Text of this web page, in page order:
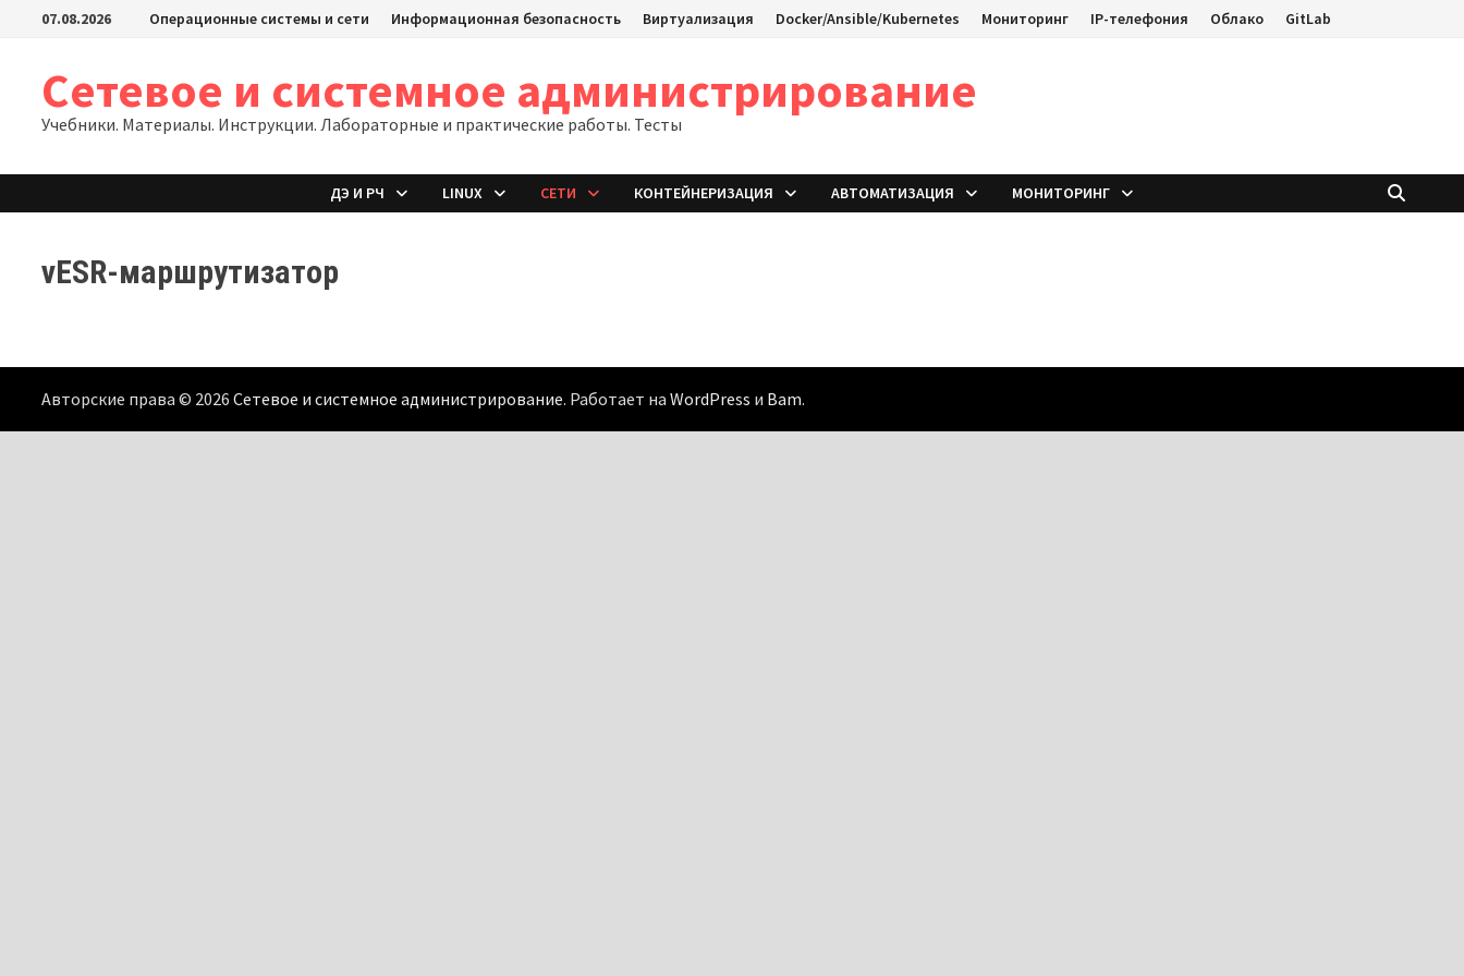
Перейти07.08.2026 Операционные системы и сети Информационная безопасность Виртуализация Docker/Ansible/Kubernetes Мониторинг IP-телефония Облако GitLab
Сетевое и системное администрирование
Учебники. Материалы. Инструкции. Лабораторные и практические работы. Тесты
ДЭ И РЧ LINUX СЕТИ КОНТЕЙНЕРИЗАЦИЯ АВТОМАТИЗАЦИЯ МОНИТОРИНГ
vESR-маршрутизатор
Авторские права © 2026Сетевое и системное администрирование. Работает наWordPress и Bam.